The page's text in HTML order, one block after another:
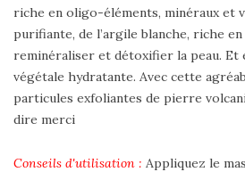
riche en oligo-éléments, minéraux et
purifiante, de l’argile blanche, riche
reminéraliser et détoxifier la peau. Et
végétale hydratante. Avec cette
particules exfoliantes de pierre
dire merci
Conseils d'utilisation : Appliquez le